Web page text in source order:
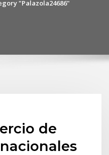
"Palazola24686"
de